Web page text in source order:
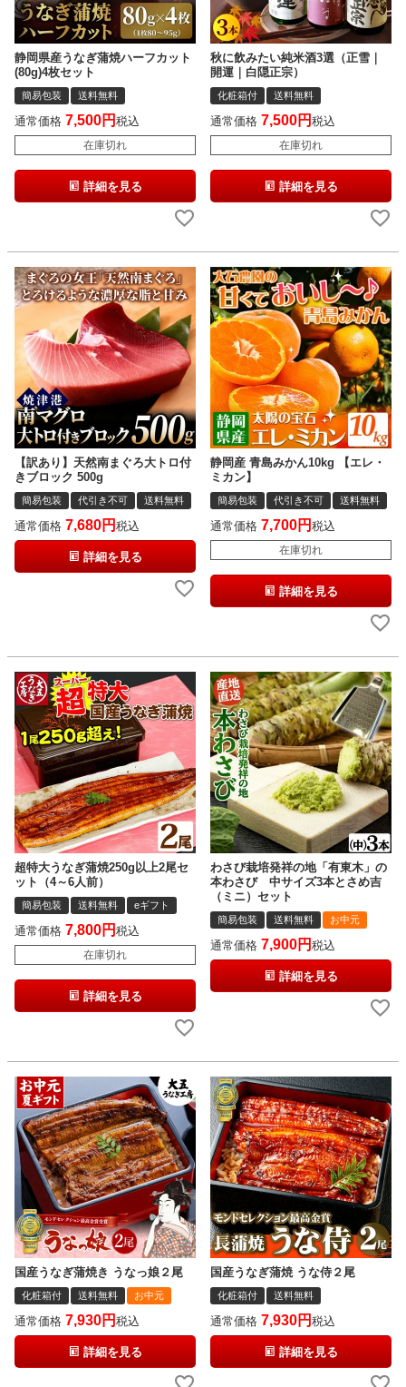
静岡県産うなぎ蒲焼ハーフカット
(80g)4枚セット
簡易包装 送料無料
通常価格 7,500 税込
在庫切れ
詳細を見る
秋に飲みたい純米酒3選（正雪｜
開運｜白隠正宗）
化粧箱付 送料無料
通常価格 7,500 税込
在庫切れ
詳細を見る
【訳あり】天然南まぐろ大トロ付
きブロック 500g
簡易包装 代引き不可 送料無料
通常価格 7,680 税込
詳細を見る
静岡産 青島みかん10kg 【エレ・
ミカン】
簡易包装 代引き不可 送料無料
通常価格 7,700 税込
在庫切れ
詳細を見る
超特大うなぎ蒲焼250g以上2尾セ
ット（4～6人前）
簡易包装 送料無料 eギフト
通常価格 7,800 税込
在庫切れ
詳細を見る
わさび栽培発祥の地「有東木」の
本わさび 中サイズ3本とさめ吉
（ミニ）セット
簡易包装 送料無料 お中元
通常価格 7,900 税込
詳細を見る
国産うなぎ蒲焼き うなっ娘２尾
化粧箱付 送料無料 お中元
通常価格 7,930 税込
詳細を見る
国産うなぎ蒲焼 うな侍２尾
化粧箱付 送料無料
通常価格 7,930 税込
詳細を見る